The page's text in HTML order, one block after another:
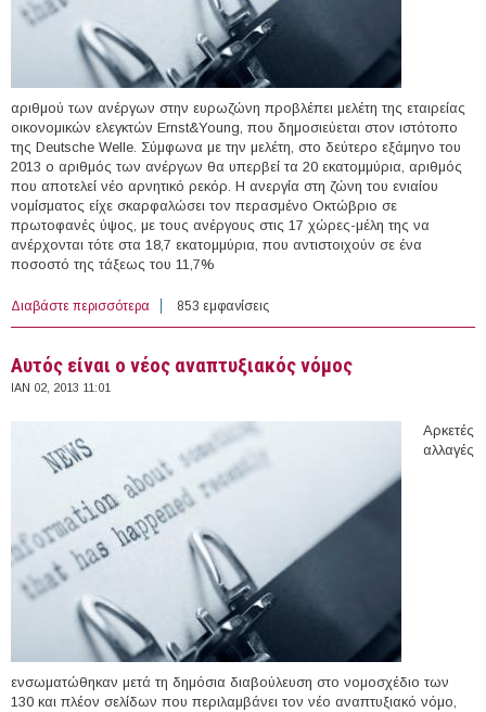
αριθμού των ανέργων στην ευρωζώνη προβλέπει μελέτη της εταιρείας
οικονομικών ελεγκτών Ernst&Young, που δημοσιεύεται στον ιστότοπο
της Deutsche Welle. Σύμφωνα με την μελέτη, στο δεύτερο εξάμηνο του
2013 ο αριθμός των ανέργων θα υπερβεί τα 20 εκατομμύρια, αριθμός
που αποτελεί νέο αρνητικό ρεκόρ. Η ανεργία στη ζώνη του ενιαίου
νομίσματος είχε σκαρφαλώσει τον περασμένο Οκτώβριο σε
πρωτοφανές ύψος, με τους ανέργους στις 17 χώρες-μέλη της να
ανέρχονται τότε στα 18,7 εκατομμύρια, που αντιστοιχούν σε ένα
ποσοστό της τάξεως του 11,7%
Διαβάστε περισσότερα για Ernst&Young: Στα 20 εκατ. οι άνεργοι στην
Ευρωζώνη εντός του 2013
853 εμφανίσεις
Αυτός είναι ο νέος αναπτυξιακός νόμος
ΙΑΝ 02, 2013 11:01
Αρκετές
αλλαγές
ενσωματώθηκαν μετά τη δημόσια διαβούλευση στο νομοσχέδιο των
130 και πλέον σελίδων που περιλαμβάνει τον νέο αναπτυξιακό νόμο,